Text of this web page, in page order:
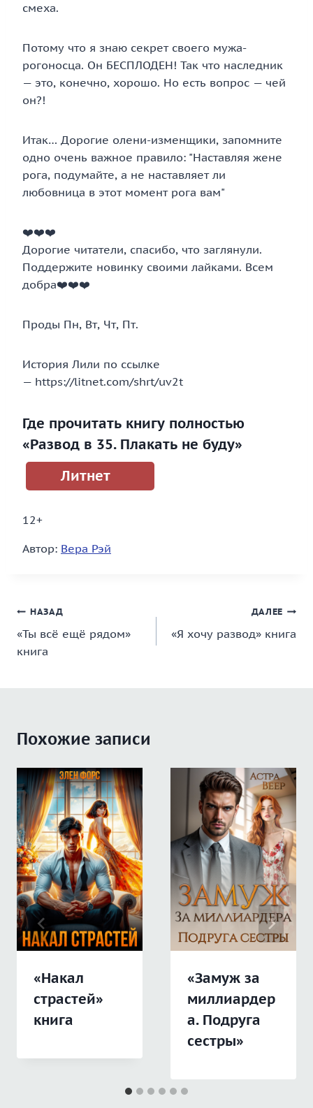
смеха.
Потому что я знаю секрет своего мужа-
рогоносца. Он БЕСПЛОДЕН! Так что наследник
— это, конечно, хорошо. Но есть вопрос — чей
он?!
Итак… Дорогие олени-изменщики, запомните
одно очень важное правило: "Наставляя жене
рога, подумайте, а не наставляет ли
любовница в этот момент рога вам"
‍❤️‍‍❤️‍‍❤️‍
Дорогие читатели, спасибо, что заглянули.
Поддержите новинку своими лайками. Всем
добра‍❤️‍‍❤️‍‍❤️‍
Проды Пн, Вт, Чт, Пт.
История Лили по ссылке
— https://litnet.com/shrt/uv2t
Где прочитать книгу полностью
«Развод в 35. Плакать не буду»
Литнет
12+
Автор: Вера Рэй
Навигация
по
записям
НАЗАД
«Ты всё ещё рядом»
книга
ДАЛЕЕ
«Я хочу развод» книга
Похожие записи
«Накал
страстей»
книга
«Замуж за
миллиардер
а. Подруга
сестры»